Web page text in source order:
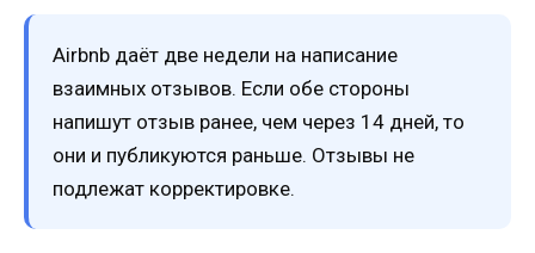
Airbnb даёт две недели на написание
взаимных отзывов. Если обе стороны
напишут отзыв ранее, чем через 14 дней, то
они и публикуются раньше. Отзывы не
подлежат корректировке.